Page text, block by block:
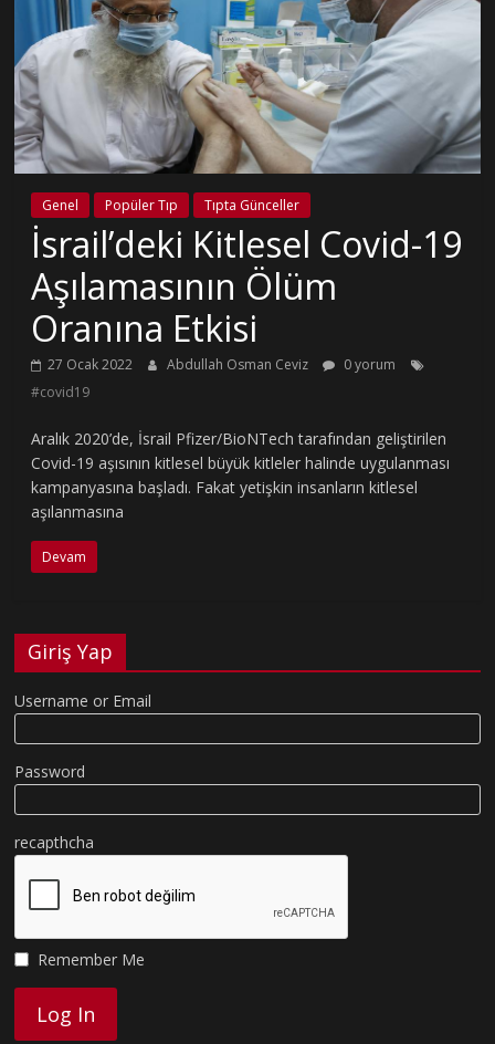
Genel Popüler Tıp Tıpta Günceller
İsrail’deki Kitlesel Covid-19
Aşılamasının Ölüm
Oranına Etkisi
27 Ocak 2022 Abdullah Osman Ceviz
0 yorum
#covid19
Aralık 2020’de, İsrail Pfizer/BioNTech tarafından geliştirilen
Covid-19 aşısının kitlesel büyük kitleler halinde uygulanması
kampanyasına başladı. Fakat yetişkin insanların kitlesel
aşılanmasına
Devam
Giriş Yap
Username or Email
Password
recapthcha
Remember Me